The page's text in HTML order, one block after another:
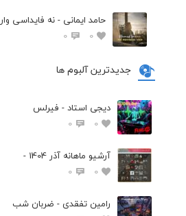
حامد ایمانی - نه فایداسی وار
0
0
جدیدترین آلبوم ها
دیجی استاد - فیرلس
0
0
آرشیو ماهانه آذر 1404 -
0
0
رامین تفقدی - ضربان شب